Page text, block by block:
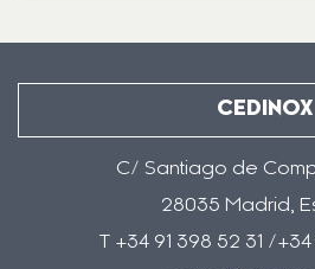
CEDINOX
C/ Santiago de
28035 Madrid,
T +34 91 398 52 31 /